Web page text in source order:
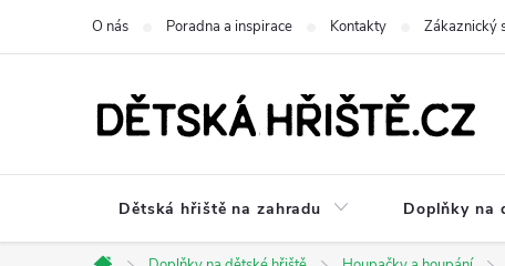
O nás Poradna a inspirace Kontakty Zákaznický
Dětská hřiště na zahradu Doplňky na